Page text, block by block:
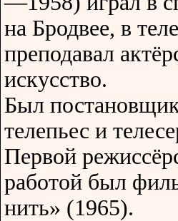
на Бродвее, в
преподавал
искусство.
Был
телепьес и
Первой
работой был
нить» (1965).